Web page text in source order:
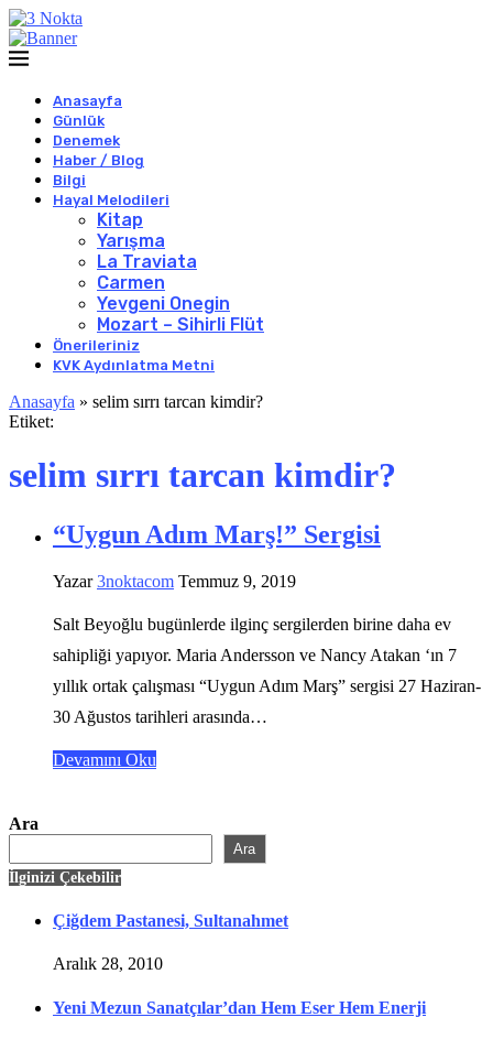
Anasayfa
Günlük
Denemek
Haber / Blog
Bilgi
Hayal Melodileri
Kitap
Yarışma
La Traviata
Carmen
Yevgeni Onegin
Mozart – Sihirli Flüt
Önerileriniz
KVK Aydınlatma Metni
Anasayfa » selim sırrı tarcan kimdir?
Etiket:
selim sırrı tarcan kimdir?
“Uygun Adım Marş!” Sergisi
Yazar3noktacom Temmuz 9, 2019
Salt Beyoğlu bugünlerde ilginç sergilerden birine daha ev
sahipliği yapıyor. Maria Andersson ve Nancy Atakan ‘ın 7
yıllık ortak çalışması “Uygun Adım Marş” sergisi 27 Haziran-
30 Ağustos tarihleri arasında…
Devamını Oku
Ara
Ara
İlginizi Çekebilir
Çiğdem Pastanesi, Sultanahmet
Aralık 28, 2010
Yeni Mezun Sanatçılar’dan Hem Eser Hem Enerji